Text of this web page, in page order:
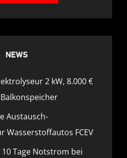
NEWS
2 kW, 8.000 €
Austausch-
Wasserstoffautos FCEV
Tage Notstrom bei